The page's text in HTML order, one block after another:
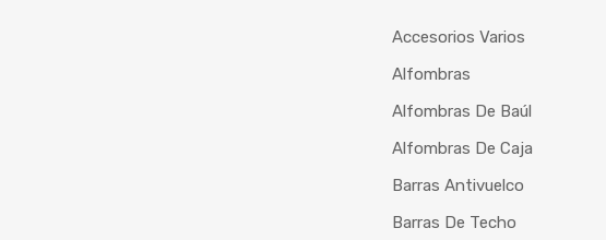
Accesorios Varios
Alfombras
Alfombras De Baúl
Alfombras De Caja
Barras Antivuelco
Barras De Techo